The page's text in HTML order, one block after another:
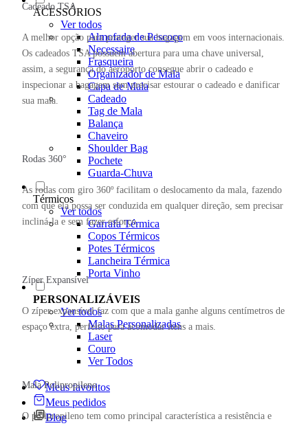
ACESSÓRIOS
Ver todos
Almofada de Pescoço
Necessaire
Frasqueira
Organizador de Mala
Capa de Mala
Cadeado
Tag de Mala
Balança
Chaveiro
Shoulder Bag
Pochete
Guarda-Chuva
Térmicos
Ver todos
Garrafa Térmica
Copos Térmicos
Potes Térmicos
Lancheira Térmica
Porta Vinho
PERSONALIZÁVEIS
Ver todos
Malas Personalizadas
Laser
Couro
Ver Todos
Meus favoritos
Meus pedidos
Blog
Cadeado TSA
A melhor opção para proteger sua bagagem em voos internacionais.
Os cadeados TSA possuem abertura para uma chave universal,
assim, a segurança do aeroporto consegue abrir o cadeado e
inspecionar a bagagem sem precisar estourar o cadeado e danificar
sua mala.
Rodas 360°
As rodas com giro 360º facilitam o deslocamento da mala, fazendo
com que ela possa ser conduzida em qualquer direção, sem precisar
incliná-la e sem fazer esforço.
Zíper Expansível
O zíper expansível faz com que a mala ganhe alguns centímetros de
espaço extra, perfeito para acomodar itens a mais.
Mala Polipropileno
O polipropileno tem como principal característica a resistência e